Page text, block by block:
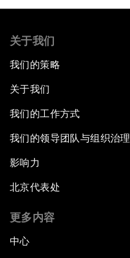
关于我们
我们的策略
关于我们
我们的工作方式
我们的领导团队与组织治理
影响力
北京代表处
更多内容
中心